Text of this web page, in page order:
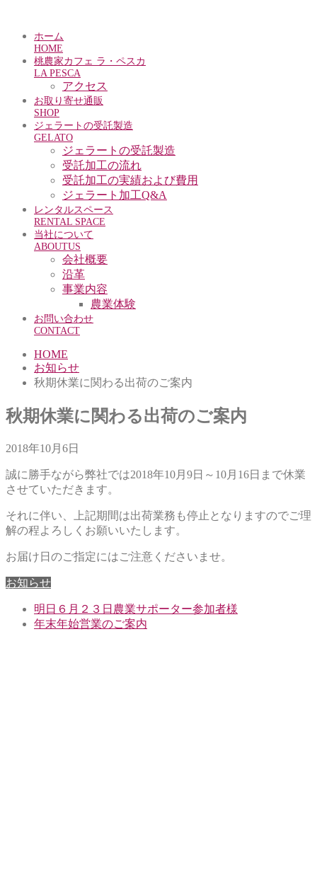
ホーム
HOME
桃農家カフェ ラ・ペスカ
LA PESCA
アクセス
お取り寄せ通販
SHOP
ジェラートの受託製造
GELATO
ジェラートの受託製造
受託加工の流れ
受託加工の実績および費用
ジェラート加工Q&A
レンタルスペース
RENTAL SPACE
当社について
ABOUTUS
会社概要
沿革
事業内容
農業体験
お問い合わせ
CONTACT
HOME
お知らせ
秋期休業に関わる出荷のご案内
秋期休業に関わる出荷のご案内
2018年10月6日
誠に勝手ながら弊社では2018年10月9日～10月16日まで休業
させていただきます。
それに伴い、上記期間は出荷業務も停止となりますのでご理
解の程よろしくお願いいたします。
お届け日のご指定にはご注意くださいませ。
お知らせ
明日６月２３日農業サポーター参加者様
年末年始営業のご案内